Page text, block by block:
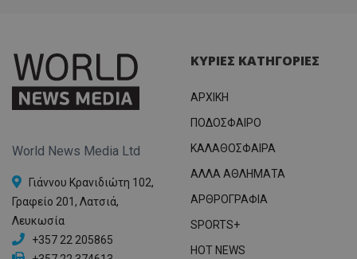
World News Media Ltd
Γιάννου Κρανιδιώτη 102,
Γραφείο 201, Λατσιά,
Λευκωσία
+357 22 205865
ΚΥΡΙΕΣ ΚΑΤΗΓΟΡΙΕΣ
ΑΡΧΙΚΗ
ΠΟΔΟΣΦΑΙΡΟ
ΚΑΛΑΘΟΣΦΑΙΡΑ
ΑΛΛΑ ΑΘΛΗΜΑΤΑ
ΑΡΘΡΟΓΡΑΦΙΑ
SPORTS+
HOT NEWS